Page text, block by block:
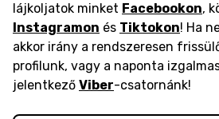
lájkoljatok minket Facebookon,
Instagramon és Tiktokon! Ha
akkor irány a rendszeresen
profilunk, vagy a naponta
jelentkező Viber-csatornánk!